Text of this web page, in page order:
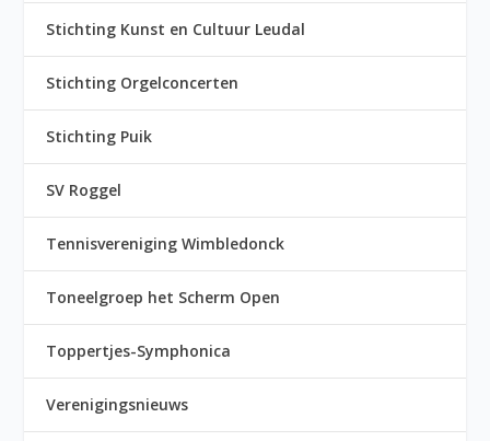
Stichting Kunst en Cultuur Leudal
Stichting Orgelconcerten
Stichting Puik
SV Roggel
Tennisvereniging Wimbledonck
Toneelgroep het Scherm Open
Toppertjes-Symphonica
Verenigingsnieuws